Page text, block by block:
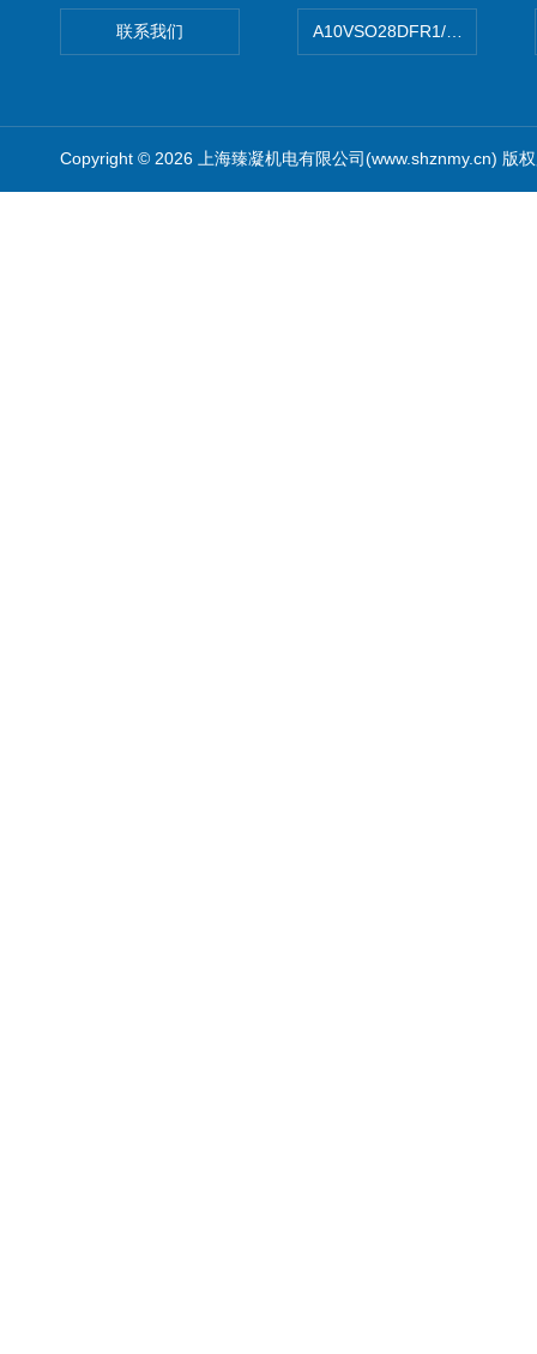
联系我们 A10VSO28DFR1/
Copyright © 2026 上海臻凝机电有限公司(www.shznmy.cn) 版